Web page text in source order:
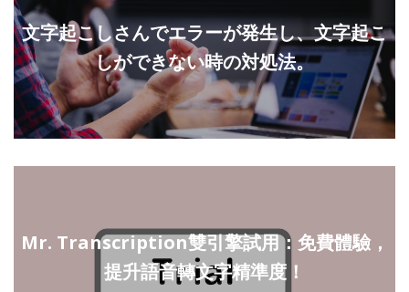
文字起こしさんでエラーが発生し、文字起こ
しができない時の対処法。
Mr. Transcription雙引擎試用：免費體驗，
提升語音轉文字精準度！